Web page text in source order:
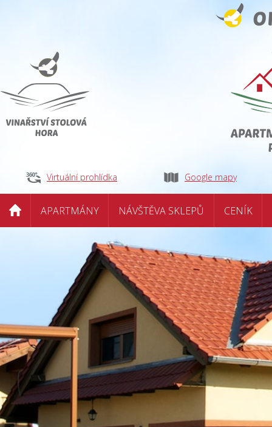
Virtuální prohlídka Google mapy
APARTMÁNY NÁVŠTĚVA SKLEPŮ CENÍK